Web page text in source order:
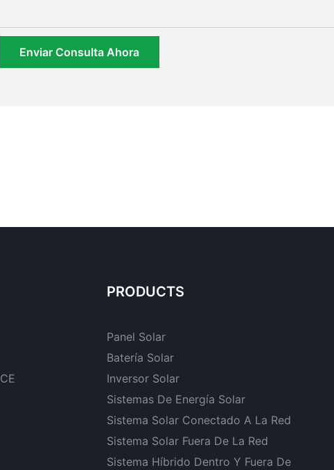
Enviar Consulta Ahora
PRODUCTS
Panel Solar
Batería Solar
Inversor Solar
Sistemas De Energía Solar
Sistema Solar Conectado A La Red
Sistema Solar Fuera De La Red
Sistema Híbrido Dentro Y Fuera De